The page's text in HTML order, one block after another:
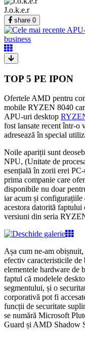
J.o.k.e.r
share 0
TOP 5 PE IPON
Ofertele AMD pentru
mobile RYZEN 8040
APU-uri desktop
fost lansate recent într-o
adresează în special
Noile apariții sunt
NPU, (Unitate de
esențială în zorii erei
prima companie care
disponibile nu doar
iar acum și configurațiile
acestora datorită faptului
versiuni din seria
Așa cum ne-am
efectiv caracteristicile de
elementele hardware de
faptul că modelele
segmentului, și o
corporativă pot fi
funcții de securitate
se numără Microsoft
Guard și AMD Shadow